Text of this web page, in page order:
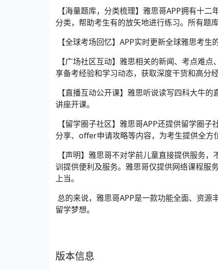
【海量题库，分类梳理】雅思哥APP拥有十
分类，帮助考生有的放矢地进行练习。所有题
【全球考场回忆】APP实时更新全球雅思考
【广场社区互动】雅思相关的新闻、考点难
享备考经验和学习动态，获取深度干货和高分
【直播互动公开课】雅思听说读写四科大牛
讲座开课。
【留学圈子社区】雅思哥APP还提供留学圈
分享、offer申请攻略等内容，为考生提供全方
【声明】雅思哥不对学前儿童直接提供服务
训提供便利及服务。雅思哥仅提供网络课程服
上当。
总的来说，雅思哥APP是一款功能全面、资
留学梦想。
版本信息